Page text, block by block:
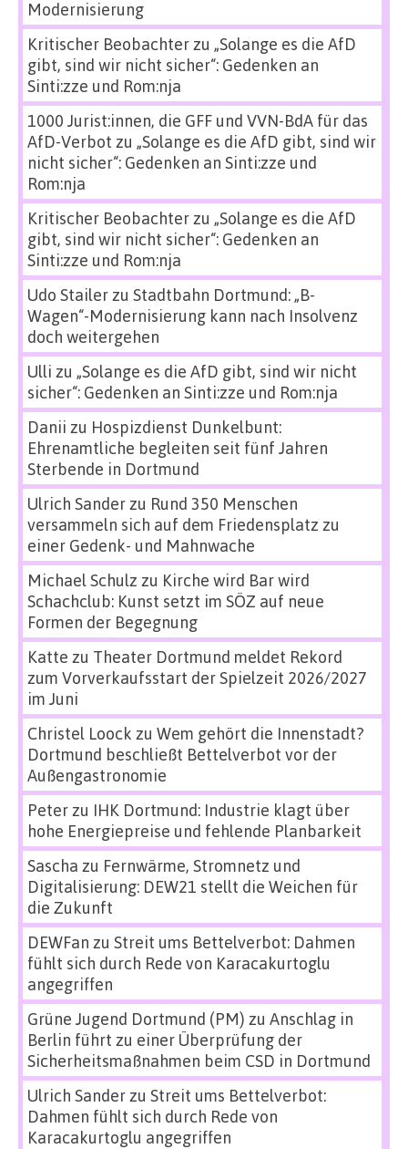
Modernisierung
Kritischer Beobachterzu „Solange es die AfD
gibt, sind wir nicht sicher“: Gedenken an
Sinti:zze und Rom:nja
1000 Jurist:innen, die GFF und VVN-BdA für das
AfD-Verbot zu „Solange es die AfD gibt, sind wir
nicht sicher“: Gedenken an Sinti:zze und
Rom:nja
Kritischer Beobachterzu „Solange es die AfD
gibt, sind wir nicht sicher“: Gedenken an
Sinti:zze und Rom:nja
Udo Stailerzu Stadtbahn Dortmund: „B-
Wagen“-Modernisierung kann nach Insolvenz
doch weitergehen
Ulli zu „Solange es die AfD gibt, sind wir nicht
sicher“: Gedenken an Sinti:zze und Rom:nja
Danii zu Hospizdienst Dunkelbunt:
Ehrenamtliche begleiten seit fünf Jahren
Sterbende in Dortmund
Ulrich Sanderzu Rund 350 Menschen
versammeln sich auf dem Friedensplatz zu
einer Gedenk- und Mahnwache
Michael Schulz zu Kirche wird Bar wird
Schachclub: Kunst setzt im SÖZ auf neue
Formen der Begegnung
Katte zu Theater Dortmund meldet Rekord
zum Vorverkaufsstart der Spielzeit 2026/2027
im Juni
Christel Loock zu Wem gehört die Innenstadt?
Dortmund beschließt Bettelverbot vor der
Außengastronomie
Peterzu IHK Dortmund: Industrie klagt über
hohe Energiepreise und fehlende Planbarkeit
Sascha zu Fernwärme, Stromnetz und
Digitalisierung: DEW21 stellt die Weichen für
die Zukunft
DEWFan zu Streit ums Bettelverbot: Dahmen
fühlt sich durch Rede von Karacakurtoglu
angegriffen
Grüne Jugend Dortmund (PM) zu Anschlag in
Berlin führt zu einer Überprüfung der
Sicherheitsmaßnahmen beim CSD in Dortmund
Ulrich Sanderzu Streit ums Bettelverbot:
Dahmen fühlt sich durch Rede von
Karacakurtoglu angegriffen